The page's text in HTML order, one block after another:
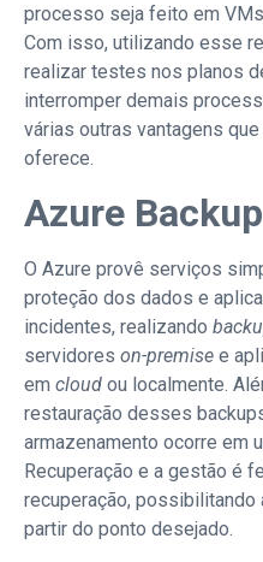
processo seja feito em
Com isso, utilizando esse
realizar testes nos planos
interromper demais
várias outras vantagens
oferece.
Azure Backup
O Azure provê serviços
proteção dos dados e
incidentes, realizando
servidores on-premise e
em cloud ou localmente.
restauração desses
armazenamento ocorre em
Recuperação e a gestão é
recuperação, possibilitando
partir do ponto desejado.